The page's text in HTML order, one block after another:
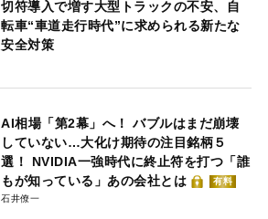
切符導入で増す大型トラックの不安、自
転車“車道走行時代”に求められる新たな
安全対策
AI相場「第2幕」へ！ バブルはまだ崩壊
していない…大化け期待の注目銘柄５
選！ NVIDIA一強時代に終止符を打つ「誰
もが知っている」あの会社とは
有料
石井僚一